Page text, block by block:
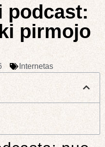
podcast:
pirmojo
Internetas